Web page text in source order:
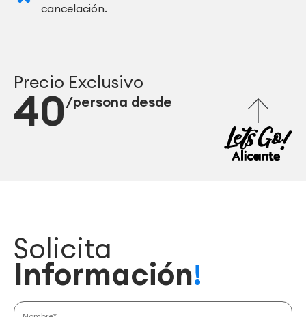
cancelación.
Precio Exclusivo
40 /persona desde
Solicita
Información!